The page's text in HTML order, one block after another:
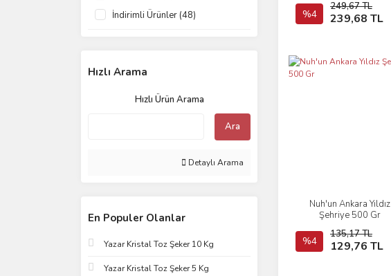
İndirimli Ürünler (48)
Hızlı Arama
Hızlı Ürün Arama
Ara
Detaylı Arama
En Populer Olanlar
Yazar Kristal Toz Şeker 10 Kg
Yazar Kristal Toz Şeker 5 Kg
%4
249,67 TL
239,68 TL
Sepete Ekle
Nuh'un Ankara Yıldız
Şehriye 500 Gr
%4
135,17 TL
129,76 TL
İncele
Sepete Ekle